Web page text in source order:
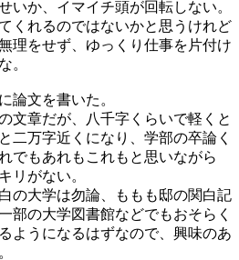
いか、イマイチ頭が回転しない。
くれるのではないかと思うけれど
理をせず、ゆっくり仕事を片付け
。
論文を書いた。
文章だが、八千字くらいで軽くと
二万字近くになり、学部の卒論く
でもあれもこれもと思いながら
リがない。
の大学は勿論、ももも邸の関白記
部の大学図書館などでもおそらく
ようになるはずなので、興味のあ